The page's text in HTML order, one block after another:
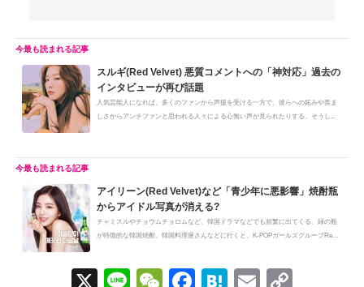
スルギ(Red Velvet) 悪質コメントへの「神対応」過去の
インタビューが再び話題
人気芸能人になれば、多くのファンから声援を受ける一方で、彼らへの妬みや羨ま
しさからアンチファンと思われる人々による心無い声が見られたりする。そうし...
アイリーン(Red Velvet)など「青少年に悪影響」焼酎瓶
からアイドル写真が消える?
チャミスルやチョウムチョロムなど、韓国ドラマなどでも頻繁に出てくる、緑の瓶
が特徴的な韓国焼酎。韓国料理屋さんなどに行くと、K-POPガールズグループRed